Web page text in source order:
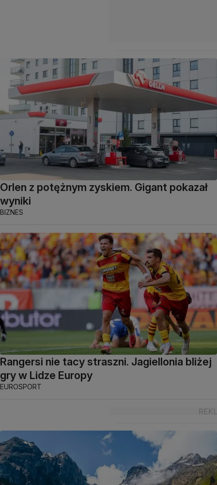
Orlen z potężnym zyskiem. Gigant pokazał
wyniki
BIZNES
Rangersi nie tacy straszni. Jagiellonia bliżej
gry w Lidze Europy
EUROSPORT